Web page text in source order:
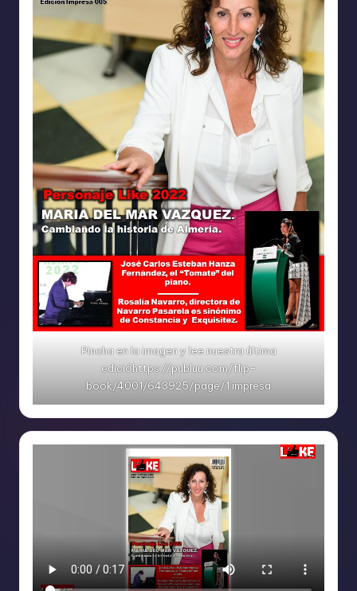
Pincha en la imagen y lee nuestra última
edicióhttps://publuu.com/flip-
book/4001/643925/page/1 impresa